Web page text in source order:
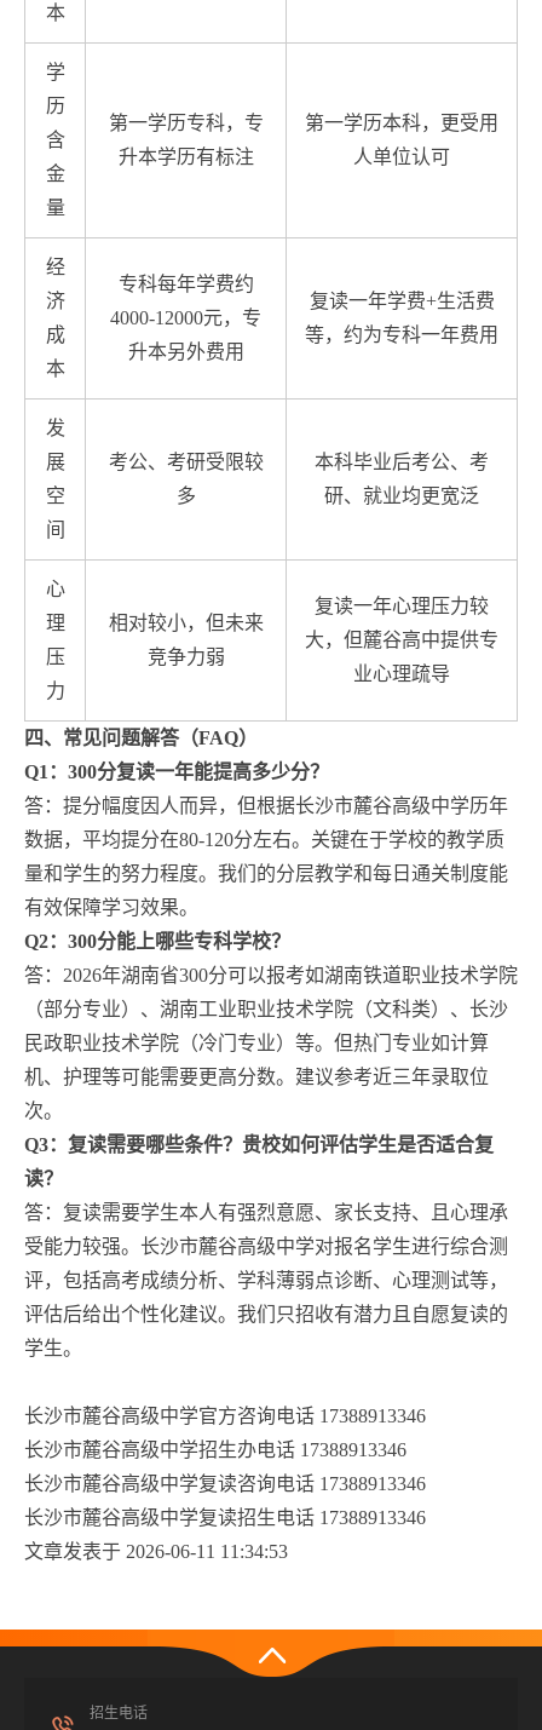
本
学
历
含
金
量
第一学历专科，专
升本学历有标注
第一学历本科，更受用
人单位认可
经
济
成
本
专科每年学费约
4000-12000元，专
升本另外费用
复读一年学费+生活费
等，约为专科一年费用
发
展
空
间
考公、考研受限较
多
本科毕业后考公、考
研、就业均更宽泛
心
理
压
力
相对较小，但未来
竞争力弱
复读一年心理压力较
大，但麓谷高中提供专
业心理疏导
四、常见问题解答（FAQ）
Q1：300分复读一年能提高多少分？
答：提分幅度因人而异，但根据长沙市麓谷高级中学历年
数据，平均提分在80-120分左右。关键在于学校的教学质
量和学生的努力程度。我们的分层教学和每日通关制度能
有效保障学习效果。
Q2：300分能上哪些专科学校？
答：2026年湖南省300分可以报考如湖南铁道职业技术学院
（部分专业）、湖南工业职业技术学院（文科类）、长沙
民政职业技术学院（冷门专业）等。但热门专业如计算
机、护理等可能需要更高分数。建议参考近三年录取位
次。
Q3：复读需要哪些条件？贵校如何评估学生是否适合复
读？
答：复读需要学生本人有强烈意愿、家长支持、且心理承
受能力较强。长沙市麓谷高级中学对报名学生进行综合测
评，包括高考成绩分析、学科薄弱点诊断、心理测试等，
评估后给出个性化建议。我们只招收有潜力且自愿复读的
学生。
长沙市麓谷高级中学官方咨询电话 17388913346
长沙市麓谷高级中学招生办电话 17388913346
长沙市麓谷高级中学复读咨询电话 17388913346
长沙市麓谷高级中学复读招生电话 17388913346
文章发表于 2026-06-11 11:34:53
招生电话